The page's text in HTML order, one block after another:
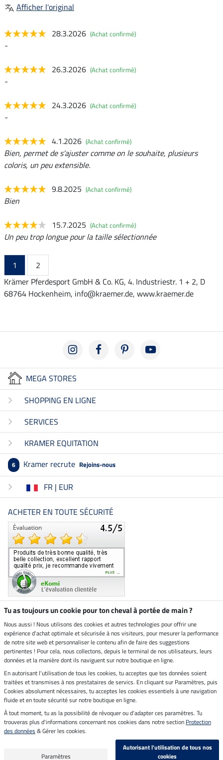
Afficher l'original
28.3.2026 (Achat confirmé)
-
26.3.2026 (Achat confirmé)
-
24.3.2026 (Achat confirmé)
-
4.1.2026 (Achat confirmé)
Bien, permet de s'ajuster comme on le souhaite, plusieurs
coloris, un peu extensible.
9.8.2025 (Achat confirmé)
Bien
15.7.2025 (Achat confirmé)
Un peu trop longue pour la taille sélectionnée
1
2
Krämer Pferdesport GmbH & Co. KG, 4. Industriestr. 1 + 2, D
68764 Hockenheim, info@kraemer.de, www.kraemer.de
MEGA STORES
SHOPPING EN LIGNE
SERVICES
KRAMER EQUITATION
6 Kramer recrute Rejoins-nous
FR | EUR
ACHETER EN TOUTE SÉCURITÉ
Boutique climatiquement
neutre
Livraison par
Paiement sécurisé
Mentions légales
Dernière actualisation le 06.08.2026 à 14:39
Tous les prix s'entendent TVA incluse et
frais de port en sus
Tu as toujours un cookie pour ton cheval à portée de main ?
Nous aussi ! Nous utilisons des cookies et autres technologies pour offrir une
expérience d'achat optimale et sécurisée à nos visiteurs, pour mesurer la performance
de notre site web et personnaliser le contenu afin de faire des suggestions
pertinentes ! Pour cela, nous collectons, depuis le terminal de nos utilisateurs, leurs
données et la manière dont ils naviguent sur notre boutique en ligne.
En autorisant l'utilisation de tous les cookies, tu acceptes que tes données soient
traitées et transmises à nos prestataires de servics. En cliquant sur Paramètres, puis
Cookies absolument nécessaires, tu acceptes les cookies essentiels à une navigation
fluide et en toute sécurité sur notre boutique en ligne.
À tout moment, tu as la possibilité de révoquer ou d'adapter ces paramètres. Tu
trouveras plus d'informations concernant nos cookies dans notre section Protection
des données & Gérer les cookies.
Paramètres
Autorisant l'utilisation de tous nos
cookies